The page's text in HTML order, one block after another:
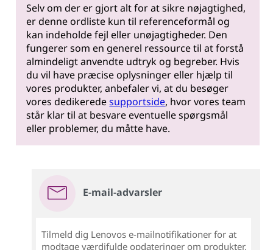
Selv om der er gjort alt for at sikre nøjagtighed,
er denne ordliste kun til referenceformål og
kan indeholde fejl eller unøjagtigheder. Den
fungerer som en generel ressource til at forstå
almindeligt anvendte udtryk og begreber. Hvis
du vil have præcise oplysninger eller hjælp til
vores produkter, anbefaler vi, at du besøger
vores dedikeredesupportside, hvor vores team
står klar til at besvare eventuelle spørgsmål
eller problemer, du måtte have.
E-mail-advarsler
Tilmeld dig Lenovos e-mailnotifikationer for at
modtage værdifulde opdateringer om produkter,